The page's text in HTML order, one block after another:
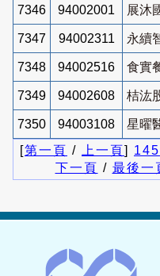
7346 94002001 展沐
7347 94002311 永續
7348 94002516 食實
7349 94002608 桔汯
7350 94003108
星曜
[第一頁 / 上一頁] 145
下一頁 / 最後一